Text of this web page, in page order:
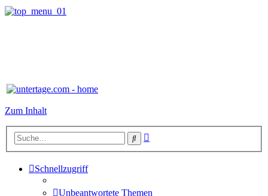
Zum Inhalt
Suche
Schnellzugriff
Unbeantwortete Themen